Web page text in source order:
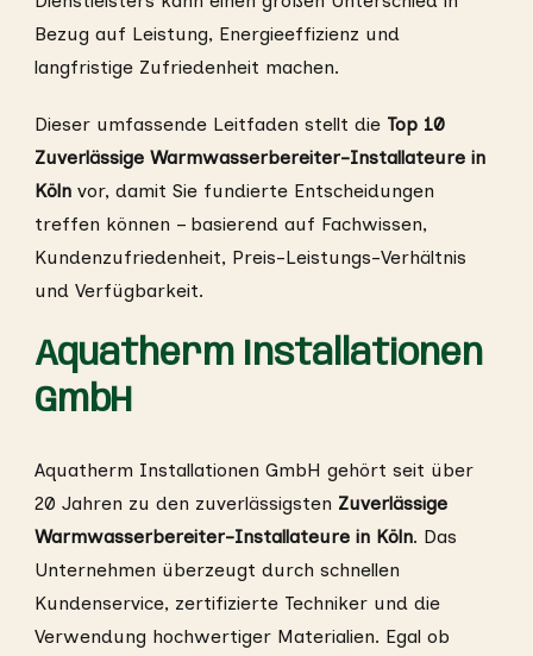
Bezug auf Leistung, Energieeffizienz und
langfristige Zufriedenheit machen.
Dieser umfassende Leitfaden stellt die Top 10
Zuverlässige Warmwasserbereiter-Installateure in
Köln vor, damit Sie fundierte Entscheidungen
treffen können – basierend auf Fachwissen,
Kundenzufriedenheit, Preis-Leistungs-Verhältnis
und Verfügbarkeit.
Aquatherm Installationen
GmbH
Aquatherm Installationen GmbH gehört seit über
20 Jahren zu den zuverlässigsten Zuverlässige
Warmwasserbereiter-Installateure in Köln. Das
Unternehmen überzeugt durch schnellen
Kundenservice, zertifizierte Techniker und die
Verwendung hochwertiger Materialien. Egal ob